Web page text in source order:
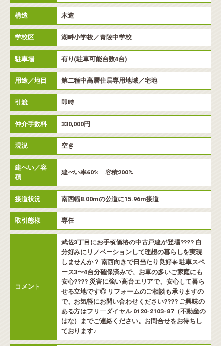
構造 木造
学校区 湖畔小学校／青陵中学校
駐車場 有り(駐車可能台数4台)
用途／地目 第二種中高層住居専用地域／宅地
引渡 即時
仲介手数料 330,000円
現況 空き
建ぺい／容
積
建ぺい率60% 容積200%
接道状況 南西幅8.00mの公道に15.96m接道
取引態様 専任
コメント
武佐3丁目にお手頃価格の中古戸建が登場???? 自
分好みにリノベーションして理想の暮らしを実現
しませんか？ 南西向きで日当たり良好☀️ 駐車スペ
ース3〜4台分確保済みで、お車の多いご家庭にも
安心???? 災害に強い高台エリアで、安心して暮ら
せる立地です◎ リフォームのご相談も承りますの
で、お気軽にお問い合わせください???? ご興味の
ある方はフリーダイヤル 0120-2103-87（不動産の
はな）までご連絡ください。お問合せをお待ちし
ております♪